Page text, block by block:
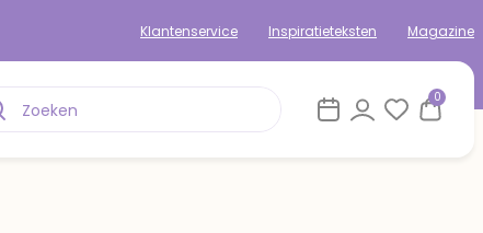
Klantenservice Inspiratieteksten Magazine
0